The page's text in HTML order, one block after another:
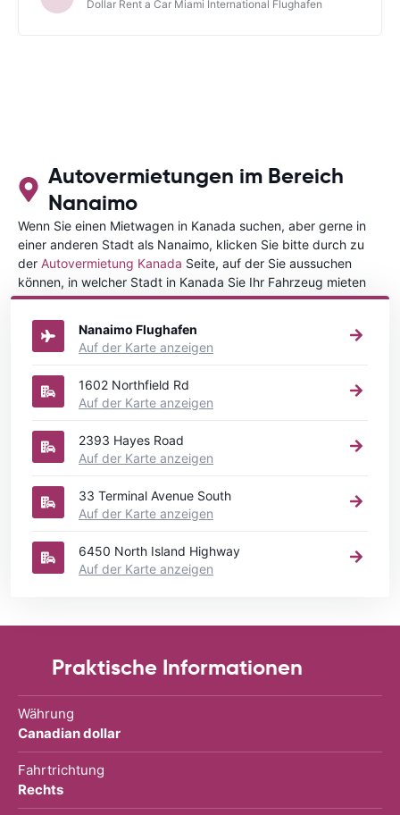
Dollar Rent a Car Miami International Flughafen
Autovermietungen im Bereich
Nanaimo
Wenn Sie einen Mietwagen in Kanada suchen, aber gerne in
einer anderen Stadt als Nanaimo, klicken Sie bitte durch zu
der Autovermietung Kanada Seite, auf der Sie aussuchen
können, in welcher Stadt in Kanada Sie Ihr Fahrzeug mieten
wollen.
Nanaimo Flughafen
Auf der Karte anzeigen
1602 Northfield Rd
Auf der Karte anzeigen
2393 Hayes Road
Auf der Karte anzeigen
33 Terminal Avenue South
Auf der Karte anzeigen
6450 North Island Highway
Auf der Karte anzeigen
Praktische Informationen
Währung
Canadian dollar
Fahrtrichtung
Rechts